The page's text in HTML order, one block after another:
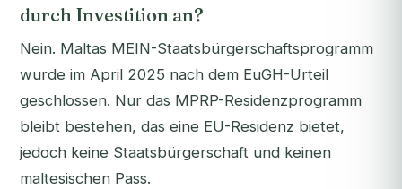
durch Investition an?
Nein. Maltas MEIN-Staatsbürgerschaftsprogramm
wurde im April 2025 nach dem EuGH-Urteil
geschlossen. Nur das MPRP-Residenzprogramm
bleibt bestehen, das eine EU-Residenz bietet,
jedoch keine Staatsbürgerschaft und keinen
maltesischen Pass.